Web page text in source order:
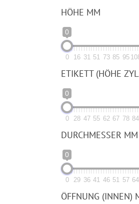
HÖHE MM
0
0 16 31 51 73 85 95
ETIKETT (HÖHE
0
0 28 47 55 62 67 78 84
DURCHMESSER MM
0
0 29 36 41 46 51 57 64
ÖFFNUNG (INNEN)